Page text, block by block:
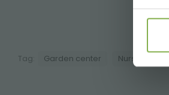
Tag: Garden center Nursery